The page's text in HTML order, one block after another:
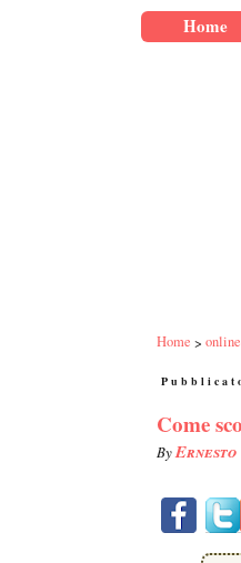
Home
Home online
Come
By